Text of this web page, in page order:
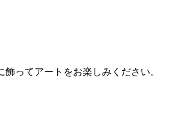
飾ってアートをお楽しみください。